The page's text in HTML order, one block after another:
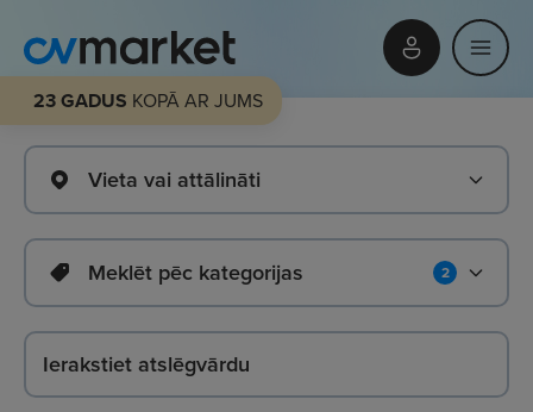
23 GADUS KOPĀ AR JUMS
Vieta vai attālināti
Meklēt pēc kategorijas 2